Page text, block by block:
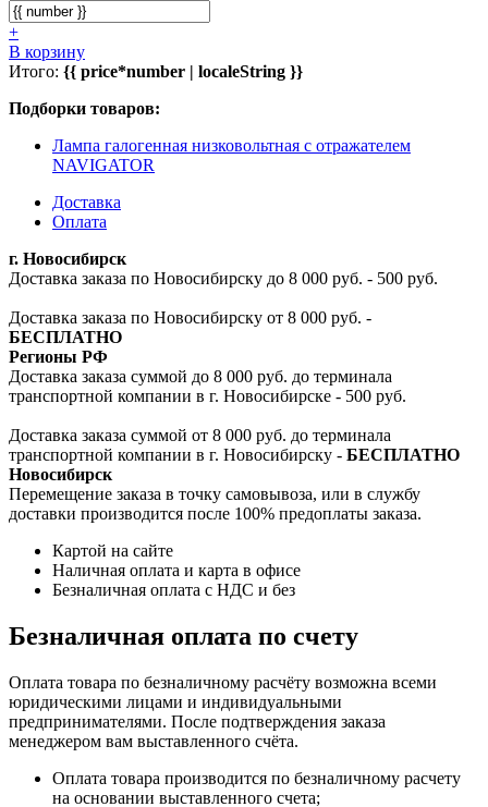
+
В корзину
Итого: {{ price*number | localeString }}
Подборки товаров:
Лампа галогенная низковольтная с отражателем
NAVIGATOR
Доставка
Оплата
г. Новосибирск
Доставка заказа по Новосибирску до 8 000 руб. - 500 руб.
Доставка заказа по Новосибирску от 8 000 руб. -
БЕСПЛАТНО
Регионы РФ
Доставка заказа суммой до 8 000 руб. до терминала
транспортной компании в г. Новосибирске - 500 руб.
Доставка заказа суммой от 8 000 руб. до терминала
транспортной компании в г. Новосибирску - БЕСПЛАТНО
Новосибирск
Перемещение заказа в точку самовывоза, или в службу
доставки производится после 100% предоплаты заказа.
Картой на сайте
Наличная оплата и карта в офисе
Безналичная оплата с НДС и без
Безналичная оплата по счету
Оплата товара по безналичному расчёту возможна всеми
юридическими лицами и индивидуальными
предпринимателями. После подтверждения заказа
менеджером вам выставленного счёта.
Оплата товара производится по безналичному расчету
на основании выставленного счета;